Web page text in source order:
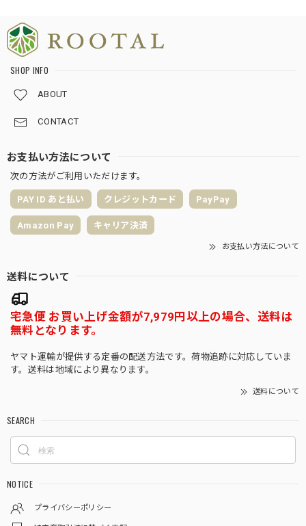
SHOP INFO
ABOUT
CONTACT
お支払い方法について
次の方法がご利用いただけます。
PAY ID あと払い クレジットカード PayPay
Amazon Pay キャリア決済
お支払い方法について
送料について
宅急便 お買い上げ金額が7,979円以上の場合、送料は
無料となります。
ヤマト運輸が提供する定番の配送方法です。荷物追跡に対応していま
す。送料は地域により異なります。
送料について
SEARCH
NOTICE
プライバシーポリシー